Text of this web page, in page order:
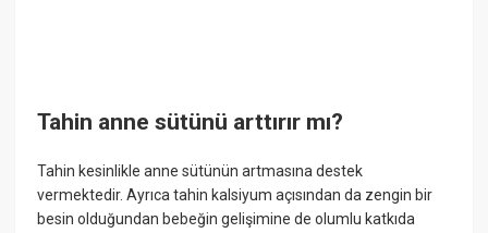
Tahin anne sütünü arttırır mı?
Tahin kesinlikle anne sütünün artmasına destek
vermektedir. Ayrıca tahin kalsiyum açısından da zengin bir
besin olduğundan bebeğin gelişimine de olumlu katkıda